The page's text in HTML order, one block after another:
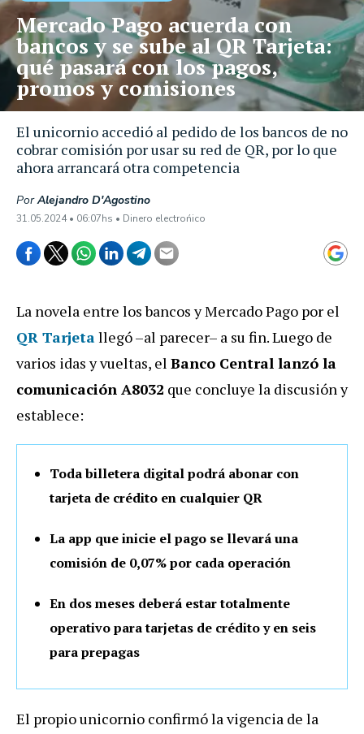
El unicornio accedió al pedido de los bancos de no
cobrar comisión por usar su red de QR, por lo que
ahora arrancará otra competencia
PorAlejandro D'Agostino
31.05.2024 • 06:07hs • Dinero electrońico
Mercado Pago acuerda con
bancos y se sube al QR Tarjeta:
qué pasará con los pagos,
promos y comisiones
La novela entre los bancos y Mercado Pago por el
QR Tarjetallegó –al parecer– a su fin. Luego de
varios idas y vueltas, el Banco Central lanzó la
comunicación A8032 que concluye la discusión y
establece:
Toda billetera digital podrá abonar con
tarjeta de crédito en cualquier QR
La app que inicie el pago se llevará una
comisión de 0,07% por cada operación
En dos meses deberá estar totalmente
operativo para tarjetas de crédito y en seis
para prepagas
El propio unicornio confirmó la vigencia de la